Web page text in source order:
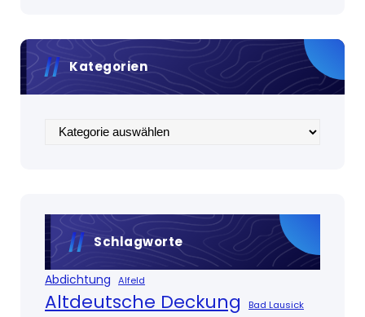
Kategorien
Kategorien
Schlagworte
Abdichtung Alfeld
Altdeutsche Deckung Bad Lausick